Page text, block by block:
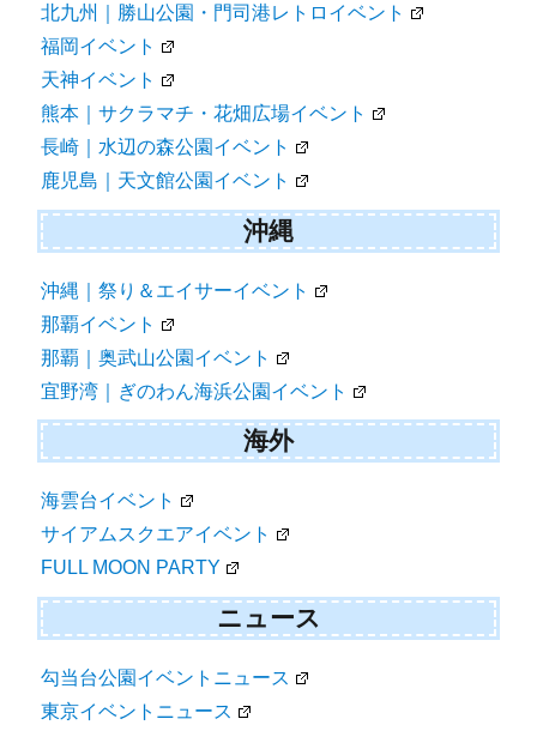
北九州｜勝山公園・門司港レトロイベント
福岡イベント
天神イベント
熊本｜サクラマチ・花畑広場イベント
長崎｜水辺の森公園イベント
鹿児島｜天文館公園イベント
沖縄
沖縄｜祭り＆エイサーイベント
那覇イベント
那覇｜奥武山公園イベント
宜野湾｜ぎのわん海浜公園イベント
海外
海雲台イベント
サイアムスクエアイベント
FULL MOON PARTY
ニュース
勾当台公園イベントニュース
東京イベントニュース